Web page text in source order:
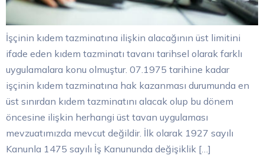
İşçinin kıdem tazminatına ilişkin alacağının üst limitini
ifade eden kıdem tazminatı tavanı tarihsel olarak farklı
uygulamalara konu olmuştur. 07.1975 tarihine kadar
işçinin kıdem tazminatına hak kazanması durumunda en
üst sınırdan kıdem tazminatını alacak olup bu dönem
öncesine ilişkin herhangi üst tavan uygulaması
mevzuatımızda mevcut değildir. İlk olarak 1927 sayılı
Kanunla 1475 sayılı İş Kanununda değişiklik […]